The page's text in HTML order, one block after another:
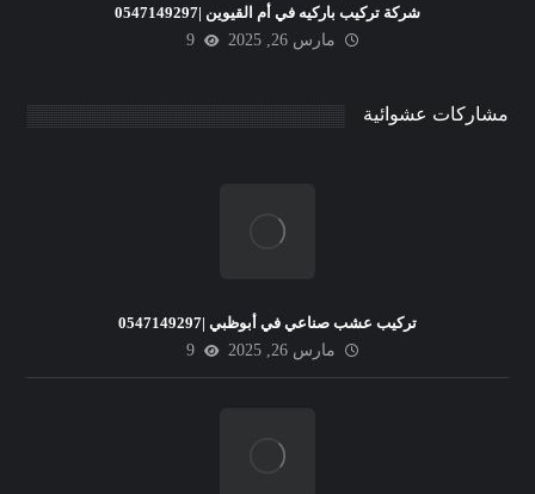
شركة تركيب باركيه في أم القيوين |0547149297
مارس 26, 2025
9
مشاركات عشوائية
تركيب عشب صناعي في أبوظبي |0547149297
مارس 26, 2025
9